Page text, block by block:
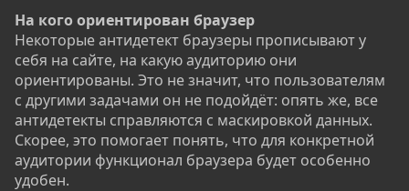
На кого ориентирован браузер
Некоторые антидетект браузеры прописывают у
себя на сайте, на какую аудиторию они
ориентированы. Это не значит, что пользователям
с другими задачами он не подойдёт: опять же, все
антидетекты справляются с маскировкой данных.
Скорее, это помогает понять, что для конкретной
аудитории функционал браузера будет особенно
удобен.